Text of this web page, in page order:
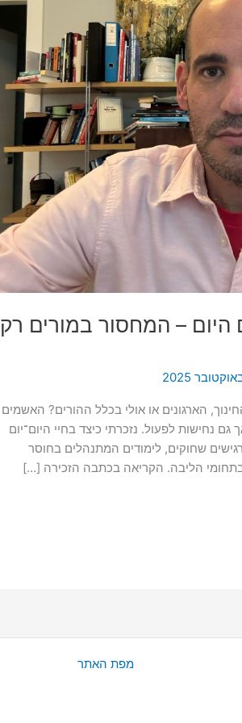
היום – המחסור במורים רק
הארגונים או אולי בכלל ההורים? האשמים
לפעול. נזכרתי כיצד בחיי היום־יום
שחוקים, לימודים המתנהלים בחוסר
בתחומי הליבה. הקריאה בכתבה הזכירה […]
מפת האתר